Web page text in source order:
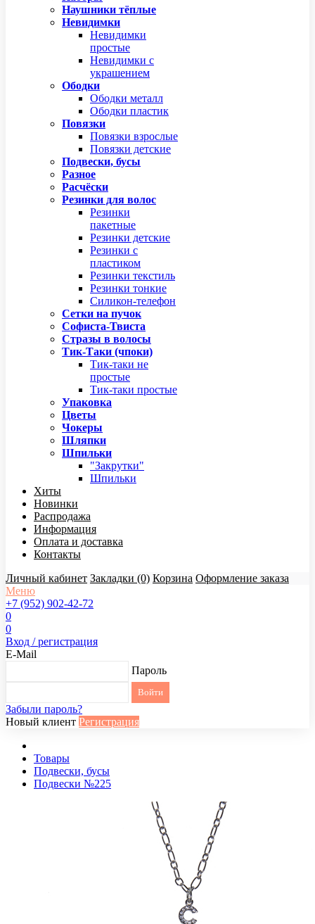
Наушники тёплые
Невидимки
Невидимки
простые
Невидимки с
украшением
Ободки
Ободки металл
Ободки пластик
Повязки
Повязки взрослые
Повязки детские
Подвески, бусы
Разное
Расчёски
Резинки для волос
Резинки
пакетные
Резинки детские
Резинки с
пластиком
Резинки текстиль
Резинки тонкие
Силикон-телефон
Сетки на пучок
Софиста-Твиста
Стразы в волосы
Тик-Таки (чпоки)
Тик-таки не
простые
Тик-таки простые
Упаковка
Цветы
Чокеры
Шляпки
Шпильки
"Закрутки"
Шпильки
Хиты
Новинки
Распродажа
Информация
Оплата и доставка
Контакты
Личный кабинет Закладки (0) Корзина Оформление заказа
Меню
+7 (952) 902-42-72
0
0
Вход / регистрация
E-Mail
Пароль
Забыли пароль?
Новый клиент Регистрация
Товары
Подвески, бусы
Подвески №225